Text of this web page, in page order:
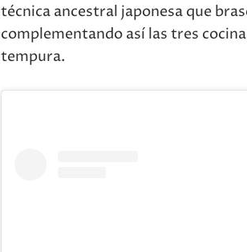
técnica ancestral japonesa que
complementando así las tres
tempura.